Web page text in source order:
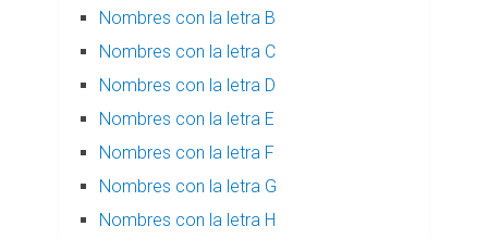
Nombres con la letra B
Nombres con la letra C
Nombres con la letra D
Nombres con la letra E
Nombres con la letra F
Nombres con la letra G
Nombres con la letra H